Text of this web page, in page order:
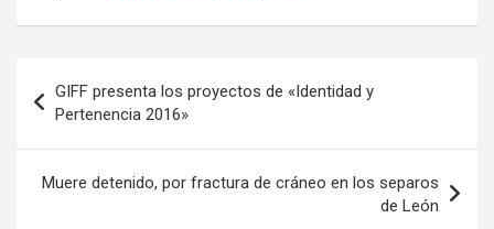
de
entradas
GIFF presenta los proyectos de «Identidad y
Pertenencia 2016»
Muere detenido, por fractura de cráneo en los separos
de León